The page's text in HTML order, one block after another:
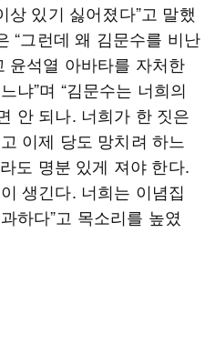
있기 싫어졌다”고 말했
“그런데 왜 김문수를 비난
윤석열 아바타를 자처한
냐”며 “김문수는 너희의
안 되나. 너희가 한 짓은
이제 당도 망치려 하느
도 명분 있게 져야 한다.
생긴다. 너희는 이념집
하다”고 목소리를 높였